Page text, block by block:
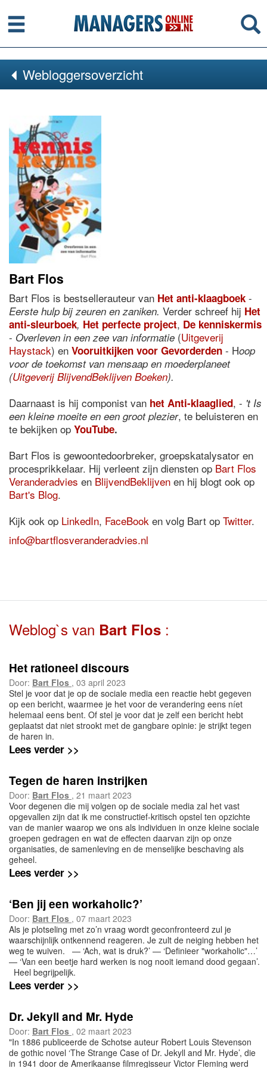
Menu
Webloggersoverzicht
Bart Flos
Bart Flos is bestsellerauteur van Het anti-klaagboek -
Eerste hulp bij zeuren en zaniken. Verder schreef hij Het
anti-sleurboek, Het perfecte project, De kenniskermis
- Overleven in een zee van informatie (Uitgeverij
Haystack) en Vooruitkijken voor Gevorderden - Hoop
voor de toekomst van mensaap en moederplaneet
(Uitgeverij BlijvendBeklijven Boeken).
Daarnaast is hij componist van het Anti-klaaglied, - 't Is
een kleine moeite en een groot plezier, te beluisteren en
te bekijken op YouTube.
Bart Flos is gewoontedoorbreker, groepskatalysator en
procesprikkelaar. Hij verleent zijn diensten op Bart Flos
Veranderadvies en BlijvendBeklijven en hij blogt ook op
Bart's Blog.
Kijk ook op LinkedIn, FaceBook en volg Bart op Twitter.
info@bartflosveranderadvies.nl
Weblog`s van Bart Flos :
Het rationeel discours
Door: Bart Flos , 03 april 2023
Stel je voor dat je op de sociale media een reactie hebt gegeven
op een bericht, waarmee je het voor de verandering eens níet
helemaal eens bent. Of stel je voor dat je zelf een bericht hebt
geplaatst dat niet strookt met de gangbare opinie: je strijkt tegen
de haren in.
Lees verder >>
Tegen de haren instrijken
Door: Bart Flos , 21 maart 2023
Voor degenen die mij volgen op de sociale media zal het vast
opgevallen zijn dat ik me constructief-kritisch opstel ten opzichte
van de manier waarop we ons als individuen in onze kleine sociale
groepen gedragen en wat de effecten daarvan zijn op onze
organisaties, de samenleving en de menselijke beschaving als
geheel.
Lees verder >>
‘Ben jij een workaholic?’
Door: Bart Flos , 07 maart 2023
Als je plotseling met zo’n vraag wordt geconfronteerd zul je
waarschijnlijk ontkennend reageren. Je zult de neiging hebben het
weg te wuiven. — ‘Ach, wat is druk?’ — ‘Definieer "workaholic"…’
— ‘Van een beetje hard werken is nog nooit iemand dood gegaan’.
Heel begrijpelijk.
Lees verder >>
Dr. Jekyll and Mr. Hyde
Door: Bart Flos , 02 maart 2023
"In 1886 publiceerde de Schotse auteur Robert Louis Stevenson
de gothic novel ‘The Strange Case of Dr. Jekyll and Mr. Hyde’, die
in 1941 door de Amerikaanse filmregisseur Victor Fleming werd